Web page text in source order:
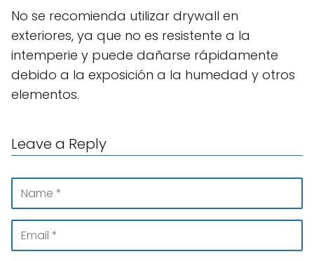
No se recomienda utilizar drywall en
exteriores, ya que no es resistente a la
intemperie y puede dañarse rápidamente
debido a la exposición a la humedad y otros
elementos.
Leave a Reply